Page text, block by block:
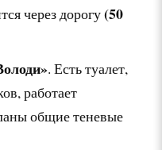
через дорогу(50
. Есть туалет,
работает
общие теневые